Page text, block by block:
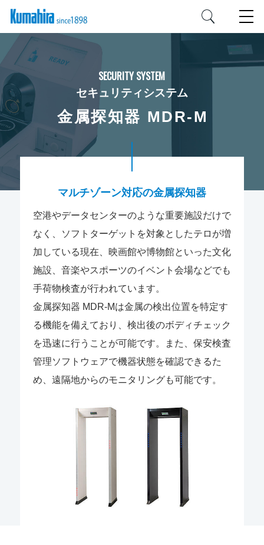
SECURITY SYSTEM
セキュリティシステム
金属探知器 MDR-M
マルチゾーン対応の金属探知器
空港やデータセンターのような重要施設だけで
なく、ソフトターゲットを対象としたテロが増
加している現在、映画館や博物館といった文化
施設、音楽やスポーツのイベント会場などでも
手荷物検査が行われています。
金属探知器 MDR-Mは金属の検出位置を特定す
る機能を備えており、検出後のボディチェック
を迅速に行うことが可能です。また、保安検査
管理ソフトウェアで機器状態を確認できるた
め、遠隔地からのモニタリングも可能です。